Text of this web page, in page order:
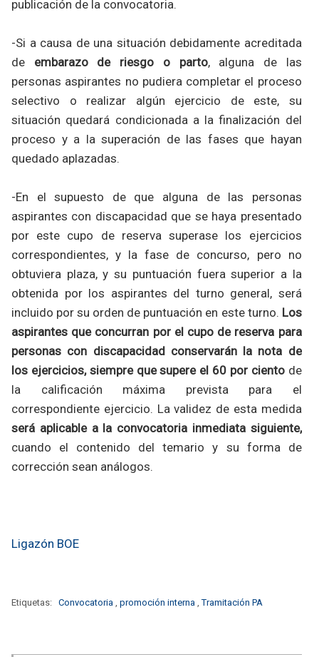
publicación de la convocatoria.
-Si a causa de una situación debidamente acreditada
de embarazo de riesgo o parto, alguna de las
personas aspirantes no pudiera completar el proceso
selectivo o realizar algún ejercicio de este, su
situación quedará condicionada a la finalización del
proceso y a la superación de las fases que hayan
quedado aplazadas.
-En el supuesto de que alguna de las personas
aspirantes con discapacidad que se haya presentado
por este cupo de reserva superase los ejercicios
correspondientes, y la fase de concurso, pero no
obtuviera plaza, y su puntuación fuera superior a la
obtenida por los aspirantes del turno general, será
incluido por su orden de puntuación en este turno. Los
aspirantes que concurran por el cupo de reserva para
personas con discapacidad conservarán la nota de
los ejercicios, siempre que supere el 60 por cientode
la calificación máxima prevista para el
correspondiente ejercicio. La validez de esta medida
será aplicable a la convocatoria inmediata siguiente,
cuando el contenido del temario y su forma de
corrección sean análogos.
Ligazón BOE
Etiquetas: Convocatoria promoción interna ,Tramitación PA